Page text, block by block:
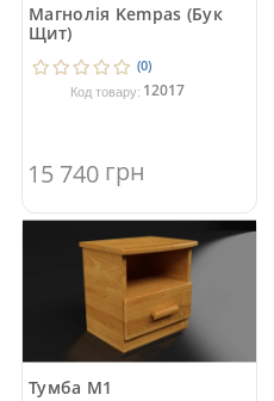
Магнолія Kempas (Бук
Щит)
(0)
Код товару: 12017
15 740 грн
Тумба М1